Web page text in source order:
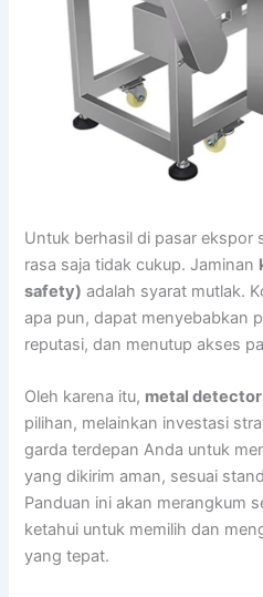
Untuk berhasil di pasar ekspor
rasa saja tidak cukup. Jaminan
safety) adalah syarat mutlak.
apa pun, dapat menyebabkan
reputasi, dan menutup akses
Oleh karena itu, metal
pilihan, melainkan investasi
garda terdepan Anda untuk
yang dikirim aman, sesuai
Panduan ini akan merangkum
ketahui untuk memilih dan
yang tepat.